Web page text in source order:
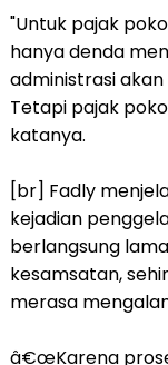
"Untuk pajak
hanya denda
administrasi
Tetapi pajak
katanya.
[br] Fadly
kejadian
berlangsung
kesamsatan,
merasa
â€œKarena